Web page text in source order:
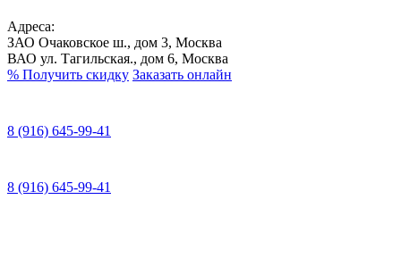
Адреса:
ЗАО Очаковское ш., дом 3, Москва
ВАО ул. Тагильская., дом 6, Москва
% Получить скидку Заказать онлайн
8 (916) 645-99-41
8 (916) 645-99-41